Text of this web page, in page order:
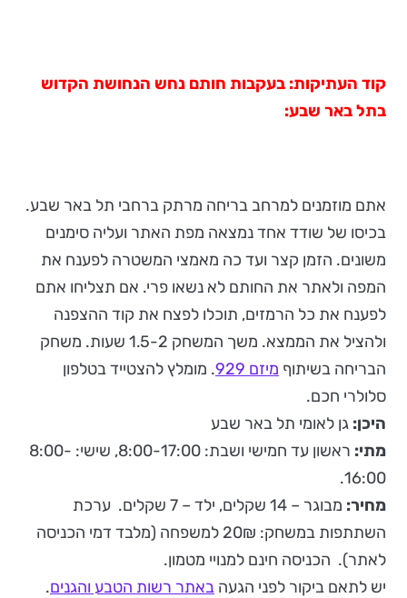
קוד העתיקות: בעקבות חותם נחש הנחושת הקדוש
בתל באר שבע:
אתם מוזמנים למרחב בריחה מרתק ברחבי תל באר שבע.
בכיסו של שודד אחד נמצאה מפת האתר ועליה סימנים
משונים. הזמן קצר ועד כה מאמצי המשטרה לפענח את
המפה ולאתר את החותם לא נשאו פרי. אם תצליחו אתם
לפענח את כל הרמזים, תוכלו לפצח את קוד ההצפנה
ולהציל את הממצא. משך המשחק 1.5-2 שעות. משחק
הבריחה בשיתוף מיזם 929
. מומלץ להצטייד בטלפון
סלולרי חכם.
היכן: גן לאומי תל באר שבע
מתי:
ראשון עד חמישי ושבת: 8:00-17:00, שישי: 8:00-
16:00.
מחיר:
מבוגר – 14 שקלים, ילד – 7 שקלים. ערכת
השתתפות במשחק: 20₪ למשפחה (מלבד דמי הכניסה
לאתר). הכניסה חינם למנויי מטמון.
יש לתאם ביקור לפני הגעה באתר רשות הטבע והגנים.